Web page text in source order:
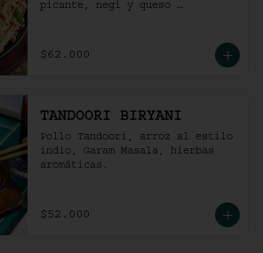
picante, negi y queso
$62.000
TANDOORI BIRYANI
Pollo Tandoori, arroz al estilo
indio, Garam Masala, hierbas
aromáticas.
$52.000